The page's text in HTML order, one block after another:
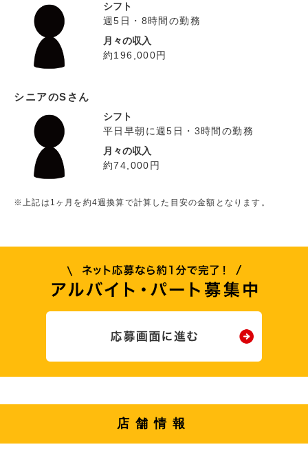
シフト
週5日・8時間の勤務
月々の収入
約196,000円
シニアのSさん
シフト
平日早朝に週5日・3時間の勤務
月々の収入
約74,000円
※上記は1ヶ月を約4週換算で計算した目安の金額となります。
店舗情報